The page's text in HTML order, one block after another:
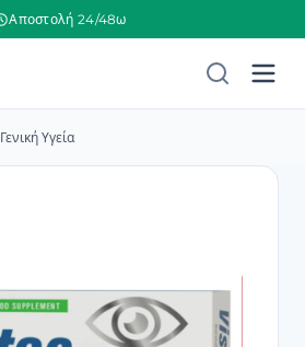
Αποστολή 24/48ω
Γενική Υγεία